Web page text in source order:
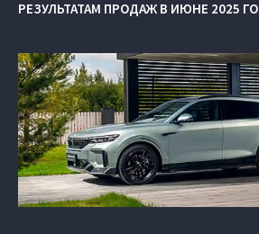
РЕЗУЛЬТАТАМ ПРОДАЖ В ИЮНЕ 2025